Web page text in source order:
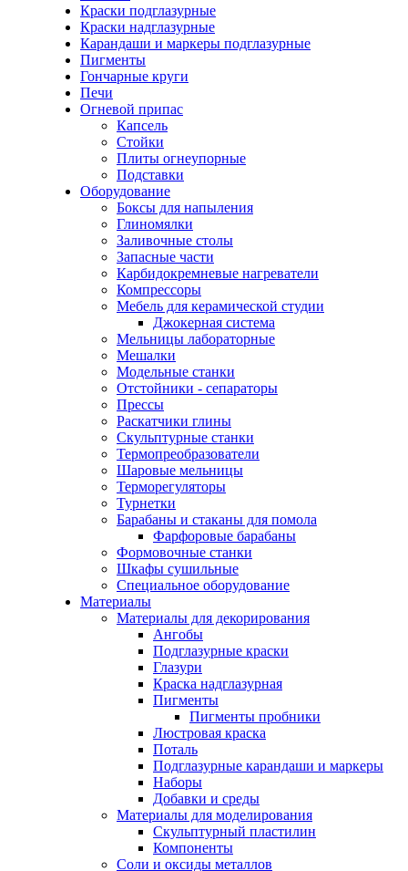
Краски подглазурные
Краски надглазурные
Карандаши и маркеры подглазурные
Пигменты
Гончарные круги
Печи
Огневой припас
Капсель
Стойки
Плиты огнеупорные
Подставки
Оборудование
Боксы для напыления
Глиномялки
Заливочные столы
Запасные части
Карбидокремневые нагреватели
Компрессоры
Мебель для керамической студии
Джокерная система
Мельницы лабораторные
Мешалки
Модельные станки
Отстойники - сепараторы
Прессы
Раскатчики глины
Скульптурные станки
Термопреобразователи
Шаровые мельницы
Терморегуляторы
Турнетки
Барабаны и стаканы для помола
Фарфоровые барабаны
Формовочные станки
Шкафы сушильные
Специальное оборудование
Материалы
Материалы для декорирования
Ангобы
Подглазурные краски
Глазури
Краска надглазурная
Пигменты
Пигменты пробники
Люстровая краска
Поталь
Подглазурные карандаши и маркеры
Наборы
Добавки и среды
Материалы для моделирования
Скульптурный пластилин
Компоненты
Соли и оксиды металлов